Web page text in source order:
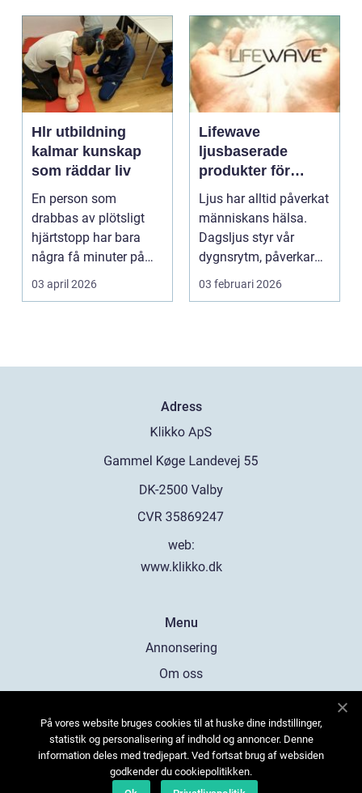
Hlr utbildning
kalmar kunskap
som räddar liv
En person som
drabbas av plötsligt
hjärtstopp har bara
några få minuter på
sig. För varje minut
utan...
03 april 2026
Lifewave
ljusbaserade
produkter för
hälsa och
välbefinnande
Ljus har alltid påverkat
människans hälsa.
Dagsljus styr vår
dygnsrytm, påverkar
humör, sömn och ene...
03 februari 2026
Adress
web:
www.klikko.dk
Menu
Annonsering
Om oss
Kontakta oss
Sitemap
På vores website bruges cookies til at huske dine indstillinger,
statistik og personalisering af indhold og annoncer. Denne
information deles med tredjepart. Ved fortsat brug af websiden
godkender du cookiepolitikken.